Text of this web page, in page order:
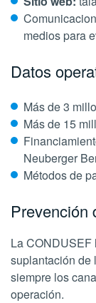
medios para
Datos
Más de 3
Más de 15
Neuberger
Métodos de
Prevención
La CONDUSEF
suplantación de
siempre los
operación.